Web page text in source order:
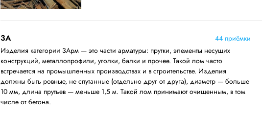
3А
44 приёмки
Изделия категории 3Арм — это части арматуры: прутки, элементы несущих
конструкций, металлопрофили, уголки, балки и прочее. Такой лом часто
встречается на промышленных производствах и в строительстве. Изделия
должны быть ровные, не спутанные (отдельно друг от друга), диаметр — больше
10 мм, длина прутьев — меньше 1,5 м. Такой лом принимают очищенным, в том
числе от бетона.